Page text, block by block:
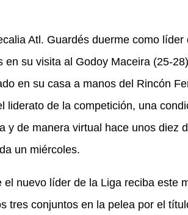
Atl. Guardés duerme como
en su visita al Godoy Maceira (25-
en su casa a manos del Rincón
liderato de la competición, una
y de manera virtual hace unos diez
un miércoles.
nuevo líder de la Liga reciba este
tres conjuntos en la pelea por el